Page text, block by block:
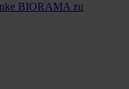
BIORAMA zu